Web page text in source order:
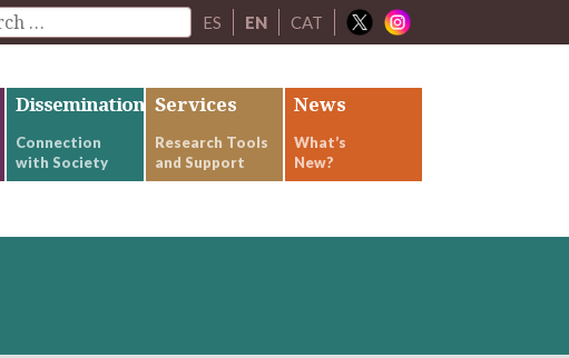
ES EN CAT
Dissemination
Connection
with Society
Services
Research Tools
and Support
News
What’s
New?